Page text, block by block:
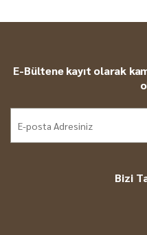
E-Bültene kayıt olarak
Bizi